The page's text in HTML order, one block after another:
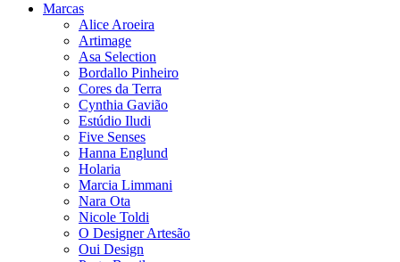
Marcas
Alice Aroeira
Artimage
Asa Selection
Bordallo Pinheiro
Cores da Terra
Cynthia Gavião
Estúdio Iludi
Five Senses
Hanna Englund
Holaria
Marcia Limmani
Nara Ota
Nicole Toldi
O Designer Artesão
Oui Design